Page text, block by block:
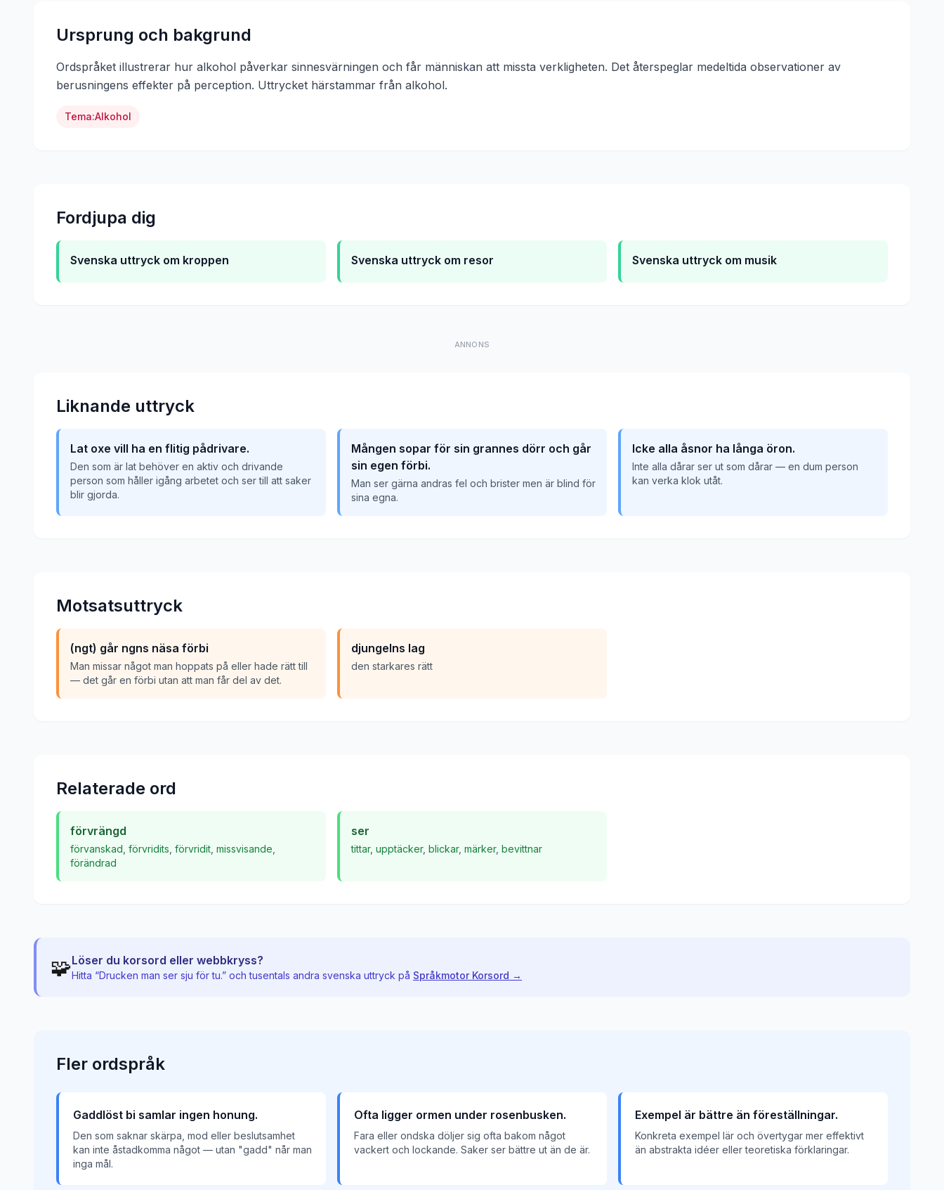
Ursprung och bakgrund
Ordspråket illustrerar hur alkohol påverkar sinnesvärningen och får människan att missta verkligheten. Det återspeglar medeltida observationer av
berusningens effekter på perception. Uttrycket härstammar från alkohol.
Tema:Alkohol
Fordjupa dig
Svenska uttryck om kroppen Svenska uttryck om resor Svenska uttryck om musik
ANNONS
Liknande uttryck
Lat oxe vill ha en flitig pådrivare.
Den som är lat behöver en aktiv och drivande
person som håller igång arbetet och ser till att saker
blir gjorda.
Mången sopar för sin grannes dörr och går
sin egen förbi.
Man ser gärna andras fel och brister men är blind för
sina egna.
Icke alla åsnor ha långa öron.
Inte alla dårar ser ut som dårar — en dum person
kan verka klok utåt.
Motsatsuttryck
(ngt) går ngns näsa förbi
Man missar något man hoppats på eller hade rätt till
— det går en förbi utan att man får del av det.
djungelns lag
den starkares rätt
Relaterade ord
förvrängd
förvanskad förvridits förvridit missvisande
förändrad
ser
tittar, upptäcker, blickar, märker, bevittnar
🧩Löser du korsord eller webbkryss?
Hitta “Drucken man ser sju för tu.” och tusentals andra svenska uttryck på Språkmotor Korsord →
Fler ordspråk
Gaddlöst bi samlar ingen honung.
Den som saknar skärpa, mod eller beslutsamhet
kan inte åstadkomma något — utan "gadd" når man
inga mål.
Ofta ligger ormen under rosenbusken.
Fara eller ondska döljer sig ofta bakom något
vackert och lockande. Saker ser bättre ut än de är.
Exempel är bättre än föreställningar.
Konkreta exempel lär och övertygar mer effektivt
än abstrakta idéer eller teoretiska förklaringar.